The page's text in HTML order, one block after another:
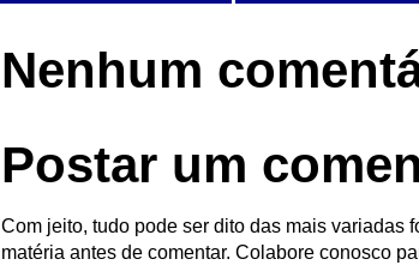
Nenhum
Postar um
Com jeito, tudo pode ser dito das mais variadas
matéria antes de comentar. Colabore conosco